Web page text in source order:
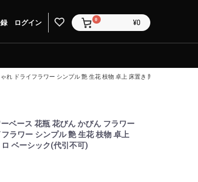
ログイン 0 ¥0
ドライフラワー シンプル 艶 生花 枝物 卓上 床置き 陶器製 和モダン
ベース 花瓶 花びん かびん フラワー
ラワー シンプル 艶 生花 枝物 卓上
ベーシック(代引不可)